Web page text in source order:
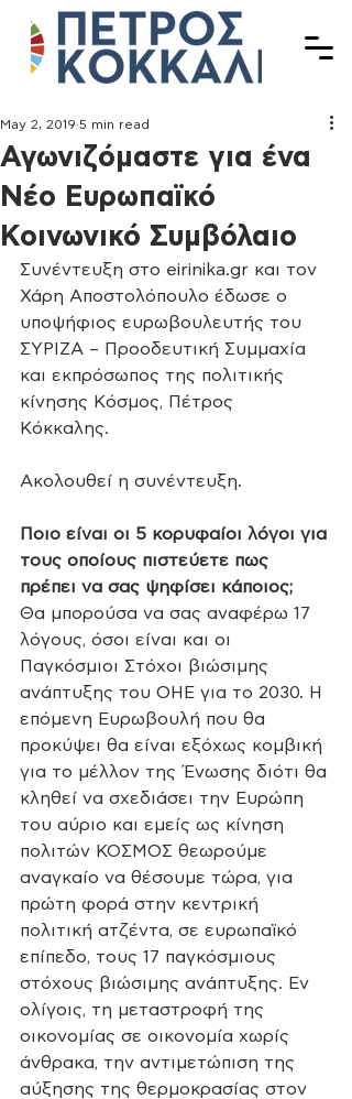
Αγωνιζόμαστε για ένα
Νέο Ευρωπαϊκό
Κοινωνικό Συμβόλαιο
May 2, 2019 5 min read
Συνέντευξη στο eirinika.gr και τον
Χάρη Αποστολόπουλο έδωσε ο
υποψήφιος ευρωβουλευτής του
ΣΥΡΙΖΑ – Προοδευτική Συμμαχία
και εκπρόσωπος της πολιτικής
κίνησης Κόσμος, Πέτρος
Κόκκαλης.
Ακολουθεί η συνέντευξη.
Ποιο είναι οι 5 κορυφαίοι λόγοι για
τους οποίους πιστεύετε πως
πρέπει να σας ψηφίσει κάποιος;
Θα μπορούσα να σας αναφέρω 17
λόγους, όσοι είναι και οι
Παγκόσμιοι Στόχοι βιώσιμης
ανάπτυξης του ΟΗΕ για το 2030. Η
επόμενη Ευρωβουλή που θα
προκύψει θα είναι εξόχως κομβική
για το μέλλον της Ένωσης διότι θα
κληθεί να σχεδιάσει την Ευρώπη
του αύριο και εμείς ως κίνηση
πολιτών ΚΟΣΜΟΣ θεωρούμε
αναγκαίο να θέσουμε τώρα, για
πρώτη φορά στην κεντρική
πολιτική ατζέντα, σε ευρωπαϊκό
επίπεδο, τους 17 παγκόσμιους
στόχους βιώσιμης ανάπτυξης. Εν
ολίγοις, τη μεταστροφή της
οικονομίας σε οικονομία χωρίς
άνθρακα, την αντιμετώπιση της
αύξησης της θερμοκρασίας στον